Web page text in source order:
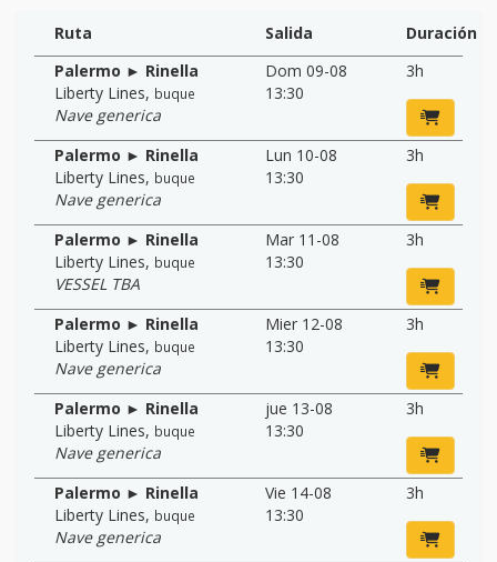
Ruta Salida
Duración
Palermo ► Rinella
Liberty Lines, buque
Nave generica
Dom 09-08
13:30
3h
Palermo ► Rinella
Liberty Lines, buque
Nave generica
Lun 10-08
13:30
3h
Palermo ► Rinella
Liberty Lines, buque
VESSEL TBA
Mar 11-08
13:30
3h
Palermo ► Rinella
Liberty Lines, buque
Nave generica
Mier 12-08
13:30
3h
Palermo ► Rinella
Liberty Lines, buque
Nave generica
jue 13-08
13:30
3h
Palermo ► Rinella
Liberty Lines, buque
Nave generica
Vie 14-08
13:30
3h